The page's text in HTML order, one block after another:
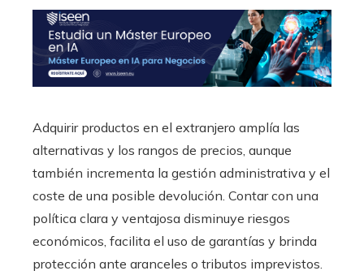
Adquirir productos en el extranjero amplía las
alternativas y los rangos de precios, aunque
también incrementa la gestión administrativa y el
coste de una posible devolución. Contar con una
política clara y ventajosa disminuye riesgos
económicos, facilita el uso de garantías y brinda
protección ante aranceles o tributos imprevistos.